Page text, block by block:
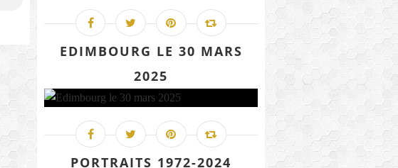
EDIMBOURG LE 30 MARS
2025
PORTRAITS 1972-2024